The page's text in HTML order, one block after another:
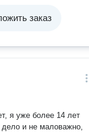
заказ
я уже более 14 лет
и не маловажно,